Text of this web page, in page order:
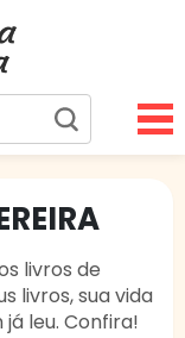
Gratuita
livros de
livros, sua vida
leu. Confira!